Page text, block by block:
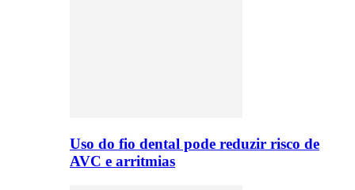
Uso do fio dental pode reduzir risco de
AVC e arritmias